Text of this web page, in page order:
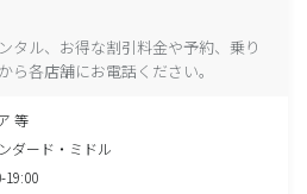
タル、お得な割引料金や予約、乗り
各店舗にお電話ください。
等
ダード・ミドル
19:00